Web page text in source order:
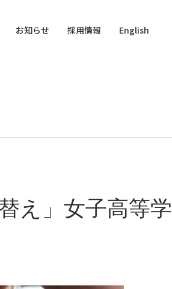
お知らせ 採用情報 English
え」女子高等学